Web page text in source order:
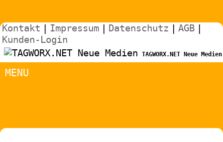
Kontakt | Impressum | Datenschutz | AGB |
Kunden-Login
TAGWORX.NET Neue Medien
MENU